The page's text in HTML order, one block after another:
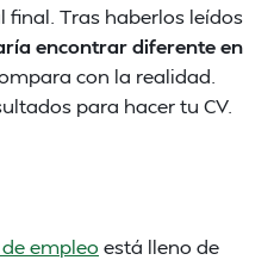
Tras haberlos leídos
encontrar diferente en
con la realidad.
para hacer tu CV.
empleo está lleno de